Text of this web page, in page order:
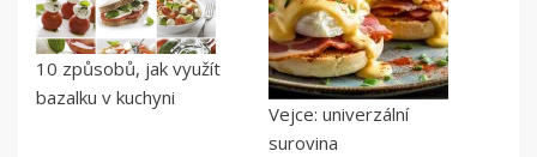
10 způsobů, jak využít
bazalku v kuchyni
Vejce: univerzální
surovina